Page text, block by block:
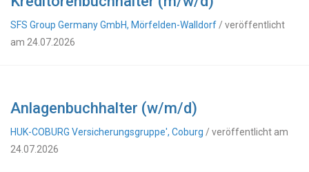
SFS Group Germany GmbH, Mörfelden-Walldorf / veröffentlicht
am 24.07.2026
Anlagenbuchhalter (w/m/d)
HUK-COBURG Versicherungsgruppe', Coburg / veröffentlicht am
24.07.2026